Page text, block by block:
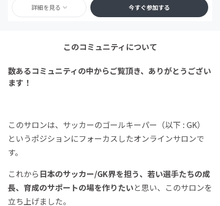
詳細を見る 今すぐ参加する
このコミュニティについて
数あるコミュニティの中からご覧頂き、ありがとうござい
ます！
このサロンは、サッカーのゴールキーパー（以下 : GK）
というポジションにフォーカスしたオンラインサロンで
す。
これから日本のサッカー/GK界を担う、若い選手たちの成
長、育成のサポートの場を作りたいと思い、このサロンを
立ち上げました。